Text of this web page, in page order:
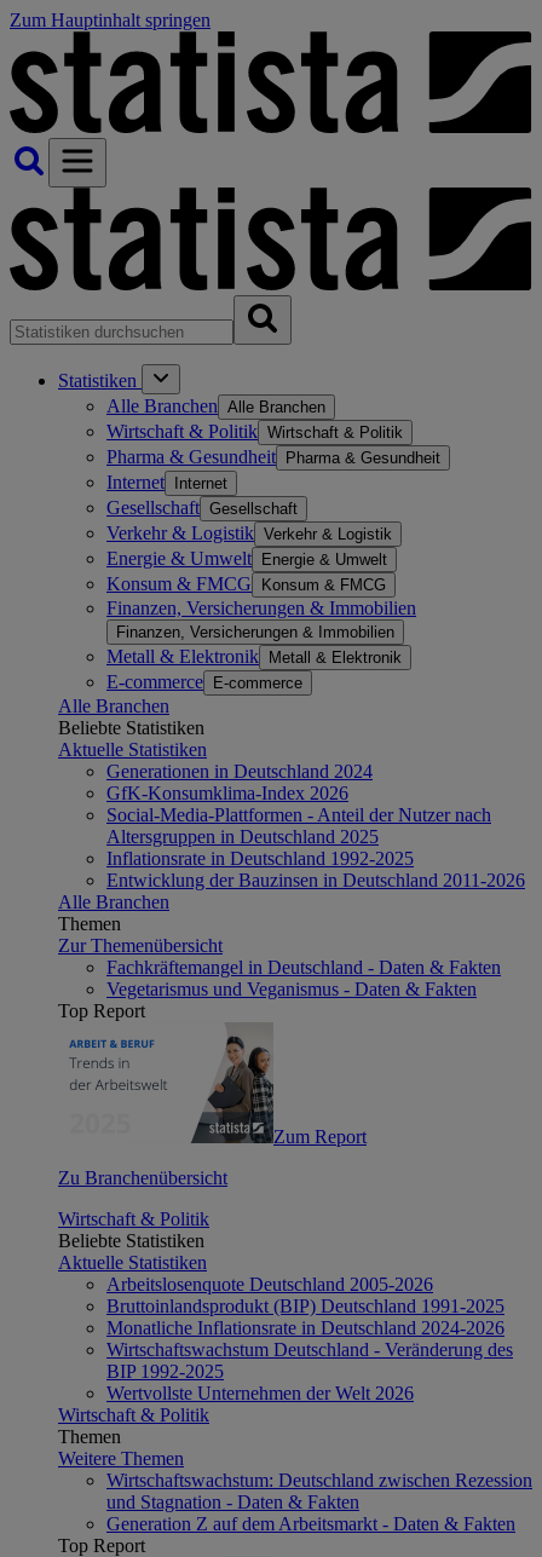
Zum Hauptinhalt springen
Statistiken
Alle Branchen Alle Branchen
Wirtschaft & Politik Wirtschaft & Politik
Pharma & Gesundheit Pharma & Gesundheit
Internet Internet
Gesellschaft Gesellschaft
Verkehr & Logistik Verkehr & Logistik
Energie & Umwelt Energie & Umwelt
Konsum & FMCG Konsum & FMCG
Finanzen, Versicherungen & Immobilien
Finanzen, Versicherungen & Immobilien
Metall & Elektronik Metall & Elektronik
E-commerce E-commerce
Alle Branchen
Beliebte Statistiken
Aktuelle Statistiken
Generationen in Deutschland 2024
GfK-Konsumklima-Index 2026
Social-Media-Plattformen - Anteil der Nutzer nach
Altersgruppen in Deutschland 2025
Inflationsrate in Deutschland 1992-2025
Entwicklung der Bauzinsen in Deutschland 2011-2026
Alle Branchen
Themen
Zur Themenübersicht
Fachkräftemangel in Deutschland - Daten & Fakten
Vegetarismus und Veganismus - Daten & Fakten
Top Report
Zum Report
Zu Branchenübersicht
Wirtschaft & Politik
Beliebte Statistiken
Aktuelle Statistiken
Arbeitslosenquote Deutschland 2005-2026
Bruttoinlandsprodukt (BIP) Deutschland 1991-2025
Monatliche Inflationsrate in Deutschland 2024-2026
Wirtschaftswachstum Deutschland - Veränderung des
BIP 1992-2025
Wertvollste Unternehmen der Welt 2026
Wirtschaft & Politik
Themen
Weitere Themen
Wirtschaftswachstum: Deutschland zwischen Rezession
und Stagnation - Daten & Fakten
Generation Z auf dem Arbeitsmarkt - Daten & Fakten
Top Report